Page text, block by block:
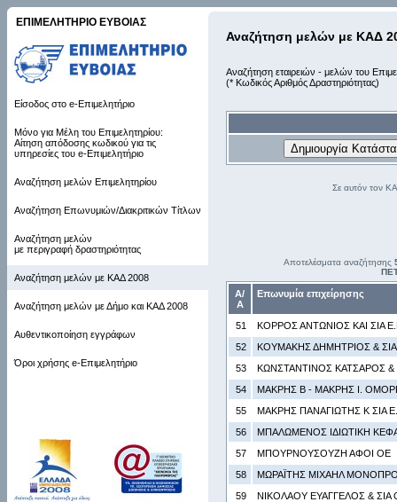
ΕΠΙΜΕΛΗΤΗΡΙΟ ΕΥΒΟΙΑΣ
Είσοδος στο e-Επιμελητήριο
Μόνο για Μέλη του Επιμελητηρίου:
Αίτηση απόδοσης κωδικού για τις
υπηρεσίες του e-Επιμελητήριο
Αναζήτηση μελών Επιμελητηρίου
Αναζήτηση Επωνυμιών/Διακριτικών Τίτλων
Αναζήτηση μελών
με περιγραφή δραστηριότητας
Αναζήτηση μελών με ΚΑΔ 2008
Αναζήτηση μελών με Δήμο και ΚΑΔ 2008
Αυθεντικοποίηση εγγράφων
Όροι χρήσης e-Επιμελητήριο
Αναζήτηση μελών με ΚΑΔ
Αναζήτηση εταιρειών - μελών του
(* Κωδικός Αριθμός Δραστηριότητας)
Σε αυτόν τον
Αποτελέσματα αναζήτησης
Α/
Α
Επωνυμία επιχείρησης
51
ΚΟΡΡΟΣ ΑΝΤΩΝΙΟΣ ΚΑΙ ΣΙΑ
52
ΚΟΥΜΑΚΗΣ ΔΗΜΗΤΡΙΟΣ &
53
ΚΩΝΣΤΑΝΤΙΝΟΣ ΚΑΤΣΑΡΟΣ &
54
ΜΑΚΡΗΣ Β - ΜΑΚΡΗΣ Ι.
55
ΜΑΚΡΗΣ ΠΑΝΑΓΙΩΤΗΣ Κ ΣΙΑ
56
ΜΠΑΛΩΜΕΝΟΣ ΙΔΙΩΤΙΚΗ
57
ΜΠΟΥΡΝΟΥΣΟΥΖΗ ΑΦΟΙ ΟΕ
58
ΜΩΡΑΪΤΗΣ ΜΙΧΑΗΛ
59
ΝΙΚΟΛΑΟΥ ΕΥΑΓΓΕΛΟΣ & ΣΙΑ